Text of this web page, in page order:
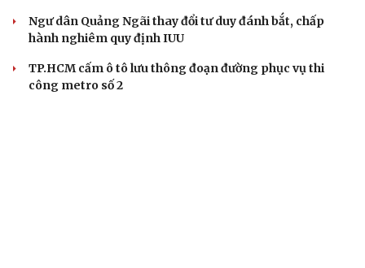
Ngư dân Quảng Ngãi thay đổi tư duy đánh bắt, chấp
hành nghiêm quy định IUU
TP.HCM cấm ô tô lưu thông đoạn đường phục vụ thi
công metro số 2